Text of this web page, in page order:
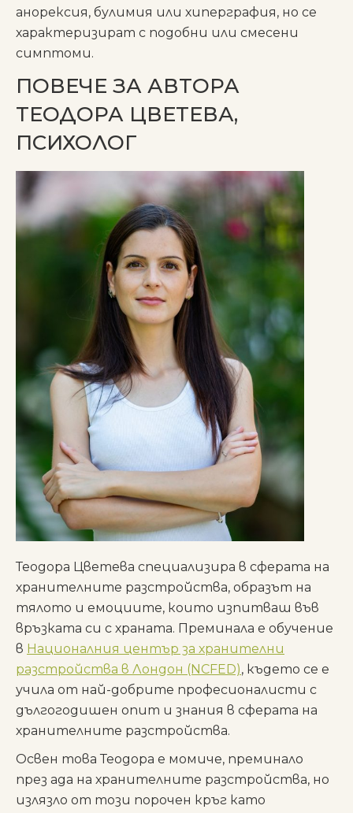
анорексия, булимия или хиперграфия, но се
характеризират с подобни или смесени
симптоми.
ПОВЕЧЕ ЗА АВТОРА
ТЕОДОРА ЦВЕТЕВА,
ПСИХОЛОГ
Теодора Цветева специализира в сферата на
хранителните разстройства, образът на
тялото и емоциите, които изпитваш във
връзката си с храната. Преминала е обучение
в Националния център за хранителни
разстройства в Лондон (NCFED), където се е
учила от най-добрите професионалисти с
дългогодишен опит и знания в сферата на
хранителните разстройства.
Освен това Теодoра е момиче, преминало
през ада на хранителните разстройства, но
излязло от този порочен кръг като